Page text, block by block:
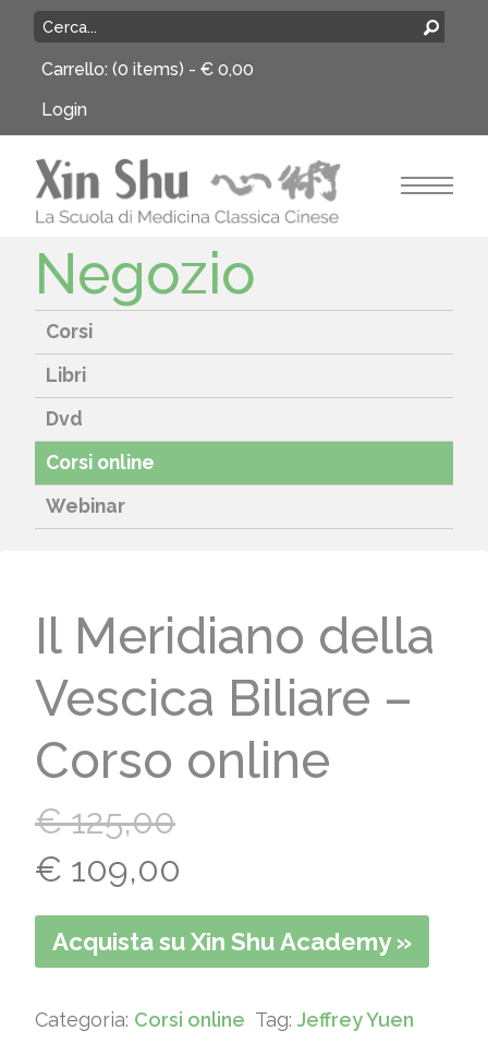
Carrello: (0 items) - € 0,00
Login
Negozio
Corsi
Libri
Dvd
Corsi online
Webinar
Il Meridiano della
Vescica Biliare –
Corso online
€125,00
Il
prezzo
originale
era:
€ 109,00
prezzo
attuale
è:
Acquista su Xin Shu Academy »
Categoria: Corsi online Tag: Jeffrey Yuen